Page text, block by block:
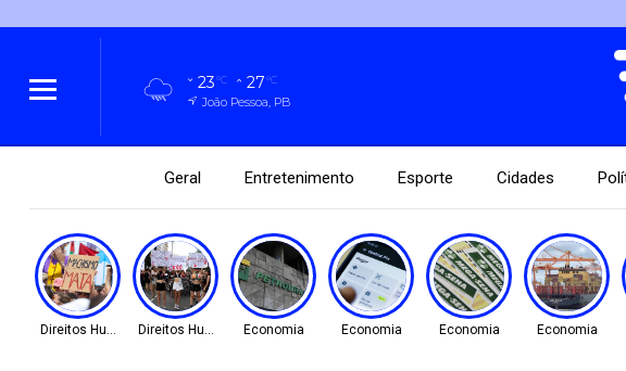
23°C 27°C
João Pessoa, PB
Geral Entretenimento Esporte Cidades
Direitos HumanosDireitos HumanosEconomia Economia Economia Economia